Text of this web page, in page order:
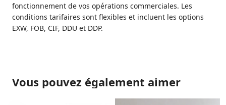
fonctionnement de vos opérations commerciales. Les
conditions tarifaires sont flexibles et incluent les options
EXW, FOB, CIF, DDU et DDP.
Vous pouvez également aimer